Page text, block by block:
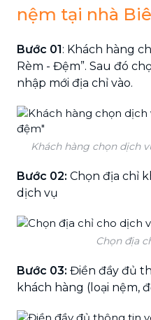
nệm tại nhà
Bước 01: Khách hàng
Rèm - Đệm”. Sau đó
nhập mới địa chỉ vào.
Khách hàng chọn dịch
Bước 02: Chọn địa chỉ
dịch vụ
Chọn địa
Bước 03: Điền đầy đủ
khách hàng (loại nệm,